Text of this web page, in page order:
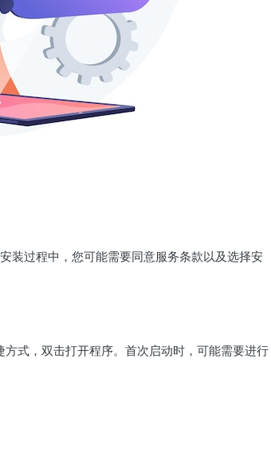
装过程中，您可能需要同意服务条款以及选择安
式，双击打开程序。首次启动时，可能需要进行